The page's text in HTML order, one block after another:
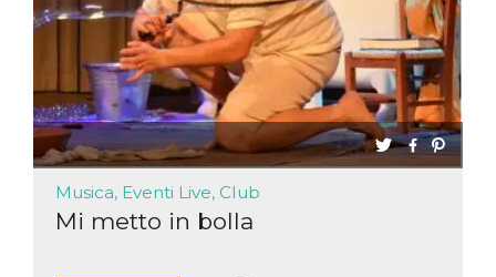
Musica, Eventi Live, Club
Mi metto in bolla